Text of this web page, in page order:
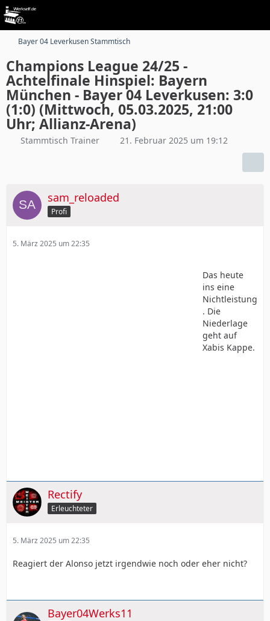
Bayer 04 Leverkusen Stammtisch
Champions League 24/25 -
Achtelfinale Hinspiel: Bayern
München - Bayer 04 Leverkusen: 3:0
(1:0) (Mittwoch, 05.03.2025, 21:00
Uhr; Allianz-Arena)
Stammtisch Trainer 21. Februar 2025 um 19:12
sam_reloaded
Profi
5. März 2025 um 22:35
Das heute
ins eine
Nichtleistung
. Die
Niederlage
geht auf
Xabis Kappe.
Rectify
Erleuchteter
5. März 2025 um 22:35
Reagiert der Alonso jetzt irgendwie noch oder eher nicht?
Bayer04Werks11